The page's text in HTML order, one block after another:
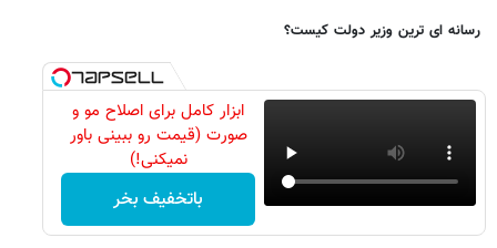
رسانه ای ترین وزیر دولت کیست؟
ابزار کامل برای اصلاح مو و
صورت (قیمت رو ببینی باور
نمیکنی!)
باتخفیف بخر